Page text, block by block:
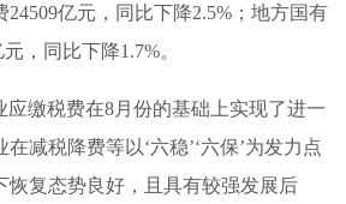
亿元，同比下降2.5%；地方国有
，同比下降1.7%。
应缴税费在8月份的基础上实现了进一
减税降费等以‘六稳’‘六保’为发力点
恢复态势良好，且具有较强发展后